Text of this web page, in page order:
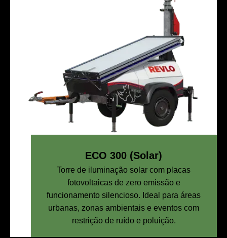
ECO 300 (Solar)
Torre de iluminação solar com placas
fotovoltaicas de zero emissão e
funcionamento silencioso. Ideal para áreas
urbanas, zonas ambientais e eventos com
restrição de ruído e poluição.